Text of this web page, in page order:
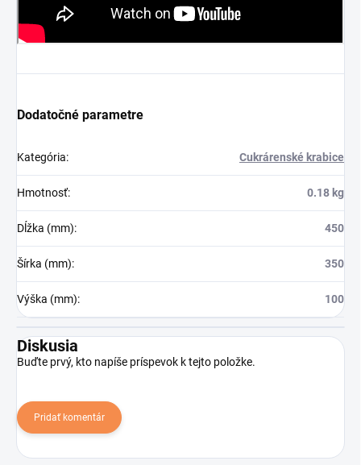
Dodatočné parametre
Kategória: Cukrárenské krabice
Hmotnosť: 0.18 kg
Dĺžka (mm): 450
Šírka (mm): 350
Výška (mm): 100
Diskusia
Buďte prvý, kto napíše príspevok k tejto položke.
Pridať komentár